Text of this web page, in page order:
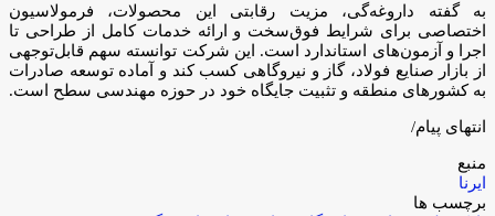
به گفته داروغه‌گی، مزیت رقابتی این محصولات، فرمولاسیون
اختصاصی برای شرایط فوق‌سخت و ارائه خدمات کامل از طراحی تا
اجرا و آزمون‌های استاندارد است. این شرکت توانسته سهم قابل‌توجهی
از بازار صنایع فولاد، گاز و نیروگاهی کسب کند و آماده توسعه صادرات
به کشورهای منطقه و تثبیت جایگاه خود در حوزه مهندسی سطح است.
انتهای پیام/
منبع
ایرنا
برچسب ها